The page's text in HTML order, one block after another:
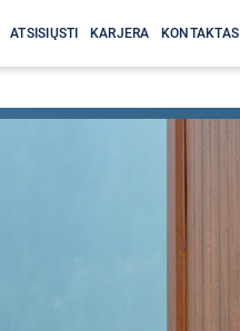
ATSISIŲSTI KARJERA KONTAKTAS